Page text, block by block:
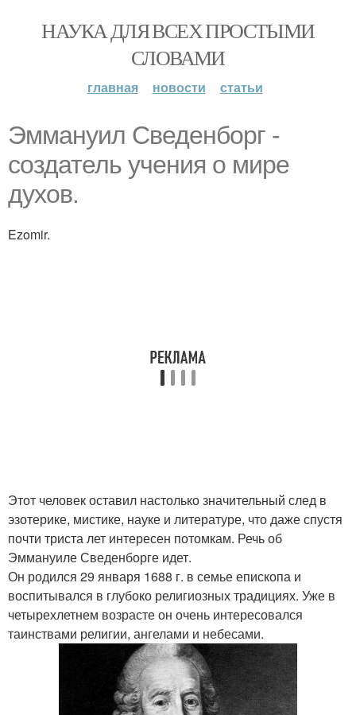
НАУКА ДЛЯ ВСЕХ ПРОСТЫМИ
СЛОВАМИ
главная новости статьи
Эммануил Сведенборг -
создатель учения о мире
духов.
Ezomir.
Этот человек оставил настолько значительный след в
эзотерике, мистике, науке и литературе, что даже спустя
почти триста лет интересен потомкам. Речь об
Эммануиле Сведенборге идет.
Он родился 29 января 1688 г. в семье епископа и
воспитывался в глубоко религиозных традициях. Уже в
четырехлетнем возрасте он очень интересовался
таинствами религии, ангелами и небесами.